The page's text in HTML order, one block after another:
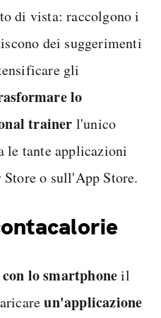
di vista: raccolgono i
dei suggerimenti
gli
lo
trainer l'unico
le tante applicazioni
o sull'App Store.
lo smartphoneil
un'applicazione